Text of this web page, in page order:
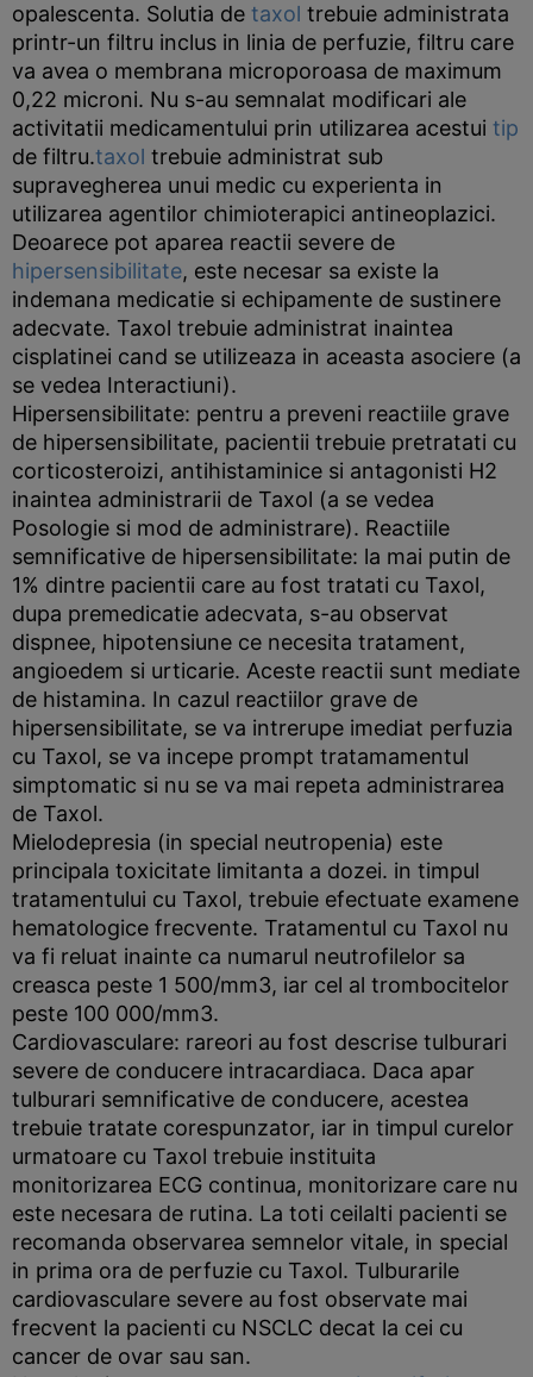
opalescenta. Solutia de taxol trebuie administrata
printr-un filtru inclus in linia de perfuzie, filtru care
va avea o membrana microporoasa de maximum
0,22 microni. Nu s-au semnalat modificari ale
activitatii medicamentului prin utilizarea acestui tip
de filtru.taxol trebuie administrat sub
supravegherea unui medic cu experienta in
utilizarea agentilor chimioterapici antineoplazici.
Deoarece pot aparea reactii severe de
hipersensibilitate, este necesar sa existe la
indemana medicatie si echipamente de sustinere
adecvate. Taxol trebuie administrat inaintea
cisplatinei cand se utilizeaza in aceasta asociere (a
se vedea Interactiuni).
Hipersensibilitate: pentru a preveni reactiile grave
de hipersensibilitate, pacientii trebuie pretratati cu
corticosteroizi, antihistaminice si antagonisti H2
inaintea administrarii de Taxol (a se vedea
Posologie si mod de administrare). Reactiile
semnificative de hipersensibilitate: la mai putin de
1% dintre pacientii care au fost tratati cu Taxol,
dupa premedicatie adecvata, s-au observat
dispnee, hipotensiune ce necesita tratament,
angioedem si urticarie. Aceste reactii sunt mediate
de histamina. In cazul reactiilor grave de
hipersensibilitate, se va intrerupe imediat perfuzia
cu Taxol, se va incepe prompt tratamamentul
simptomatic si nu se va mai repeta administrarea
de Taxol.
Mielodepresia (in special neutropenia) este
principala toxicitate limitanta a dozei. in timpul
tratamentului cu Taxol, trebuie efectuate examene
hematologice frecvente. Tratamentul cu Taxol nu
va fi reluat inainte ca numarul neutrofilelor sa
creasca peste 1 500/mm3, iar cel al trombocitelor
peste 100 000/mm3.
Cardiovasculare: rareori au fost descrise tulburari
severe de conducere intracardiaca. Daca apar
tulburari semnificative de conducere, acestea
trebuie tratate corespunzator, iar in timpul curelor
urmatoare cu Taxol trebuie instituita
monitorizarea ECG continua, monitorizare care nu
este necesara de rutina. La toti ceilalti pacienti se
recomanda observarea semnelor vitale, in special
in prima ora de perfuzie cu Taxol. Tulburarile
cardiovasculare severe au fost observate mai
frecvent la pacienti cu NSCLC decat la cei cu
cancer de ovar sau san.